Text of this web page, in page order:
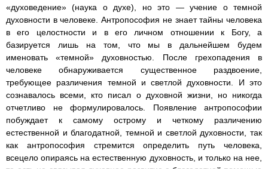
«духоведение» (наука о духе), но это — учение о темной
духовности в человеке. Антропософия не знает тайны человека
в его целостности и в его личном отношении к Богу, а
базируется лишь на том, что мы в дальнейшем будем
именовать «темной» духовностью. После грехопадения в
человеке обнаруживается существенное раздвоение,
требующее различения темной и светлой духовности. И это
сознавалось всеми, кто писал о духовной жизни, но никогда
отчетливо не формулировалось. Появление антропософии
побуждает к самому острому и четкому различению
естественной и благодатной, темной и светлой духовности, так
как антропософия стремится определить путь человека,
всецело опираясь на естественную духовность, и только на нее,